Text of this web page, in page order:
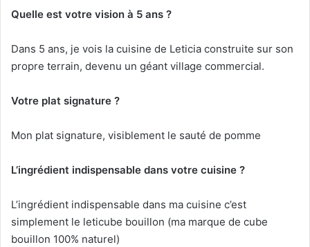
Quelle est votre vision à 5 ans ?
Dans 5 ans, je vois la cuisine de Leticia construite sur son
propre terrain, devenu un géant village commercial.
Votre plat signature ?
Mon plat signature, visiblement le sauté de pomme
L’ingrédient indispensable dans votre cuisine ?
L’ingrédient indispensable dans ma cuisine c’est
simplement le leticube bouillon (ma marque de cube
bouillon 100% naturel)